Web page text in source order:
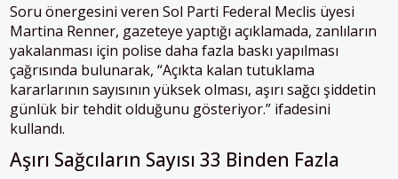
Soru önergesini veren Sol Parti Federal Meclis üyesi
Martina Renner, gazeteye yaptığı açıklamada, zanlıların
yakalanması için polise daha fazla baskı yapılması
çağrısında bulunarak, “Açıkta kalan tutuklama
kararlarının sayısının yüksek olması, aşırı sağcı şiddetin
günlük bir tehdit olduğunu gösteriyor.” ifadesini
kullandı.
Aşırı Sağcıların Sayısı 33 Binden Fazla